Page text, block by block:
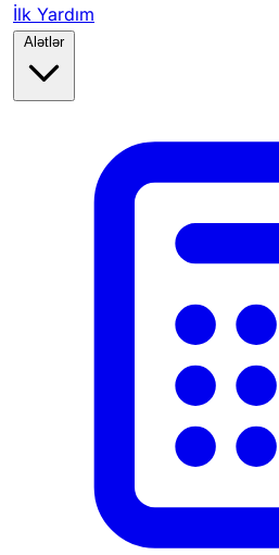
İlk Yardım
Alətlər